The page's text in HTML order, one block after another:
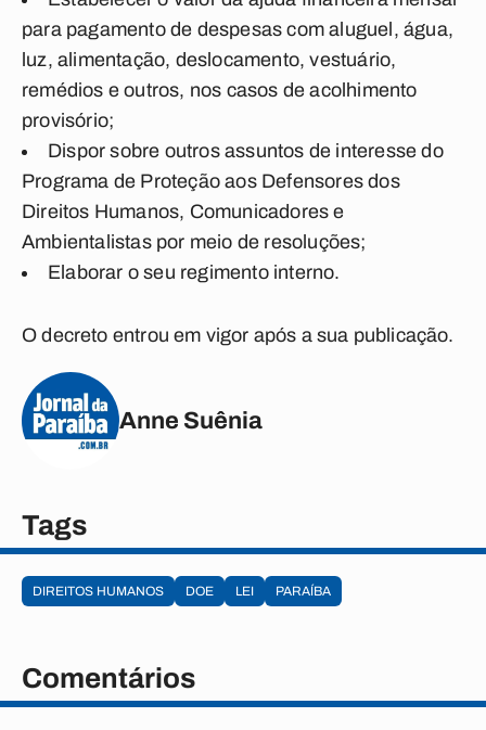
para pagamento de despesas com aluguel, água,
luz, alimentação, deslocamento, vestuário,
remédios e outros, nos casos de acolhimento
provisório;
Dispor sobre outros assuntos de interesse do
Programa de Proteção aos Defensores dos
Direitos Humanos, Comunicadores e
Ambientalistas por meio de resoluções;
Elaborar o seu regimento interno.
O decreto entrou em vigor após a sua publicação.
Anne Suênia
Tags
DIREITOS HUMANOS DOE LEI PARAÍBA
Comentários